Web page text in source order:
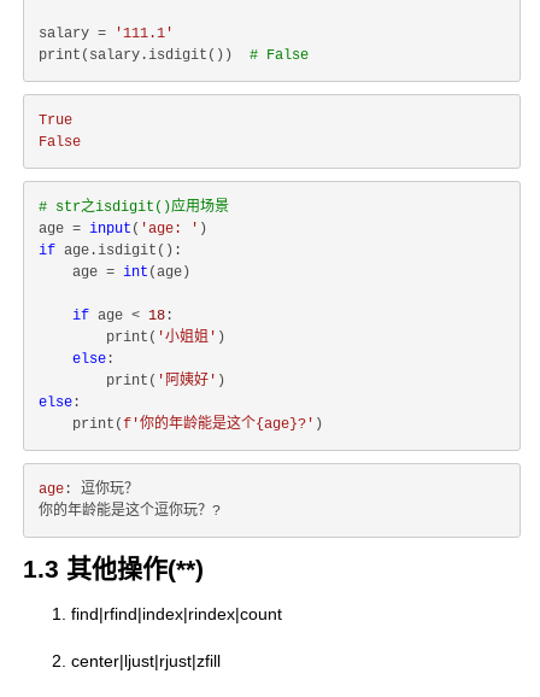
salary =
'111.1'
print(salary.isdigit()) # False
True
False
# str之isdigit()应用场景
age = input ( 'age: '
if age.isdigit():
    age =
int (age)
if age < 18 :
        print(
'小姐姐' )
else :
        print(
'阿姨好'
else :
    print(
f'你的年龄能是这个{age}?'
age : 逗你玩？
1.3 其他操作(**)
find|rfind|index|rindex|count
center|ljust|rjust|zfill